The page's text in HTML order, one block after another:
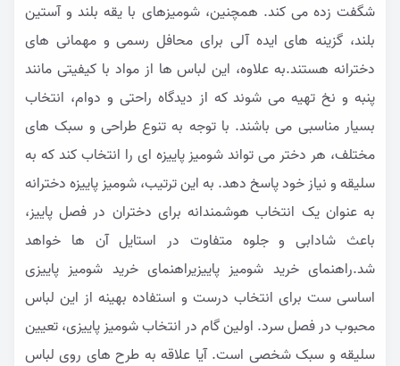
شگفت زده می کند. همچنین، شومیزهای با یقه بلند و آستین
بلند، گزینه های ایده آلی برای محافل رسمی و مهمانی های
دخترانه هستند.به علاوه، این لباس ها از مواد با کیفیتی مانند
پنبه و نخ تهیه می شوند که از دیدگاه راحتی و دوام، انتخاب
بسیار مناسبی می باشند. با توجه به تنوع طراحی و سبک های
مختلف، هر دختر می تواند شومیز پاییزه ای را انتخاب کند که به
سلیقه و نیاز خود پاسخ دهد. به این ترتیب، شومیز پاییزه دخترانه
به عنوان یک انتخاب هوشمندانه برای دختران در فصل پاییز،
باعث شادابی و جلوه متفاوت در استایل آن ها خواهد
شد.راهنمای خرید شومیز پاییزیراهنمای خرید شومیز پاییزی
اساسی ست برای انتخاب درست و استفاده بهینه از این لباس
محبوب در فصل سرد. اولین گام در انتخاب شومیز پاییزی، تعیین
سلیقه و سبک شخصی است. آیا علاقه به طرح های روی لباس